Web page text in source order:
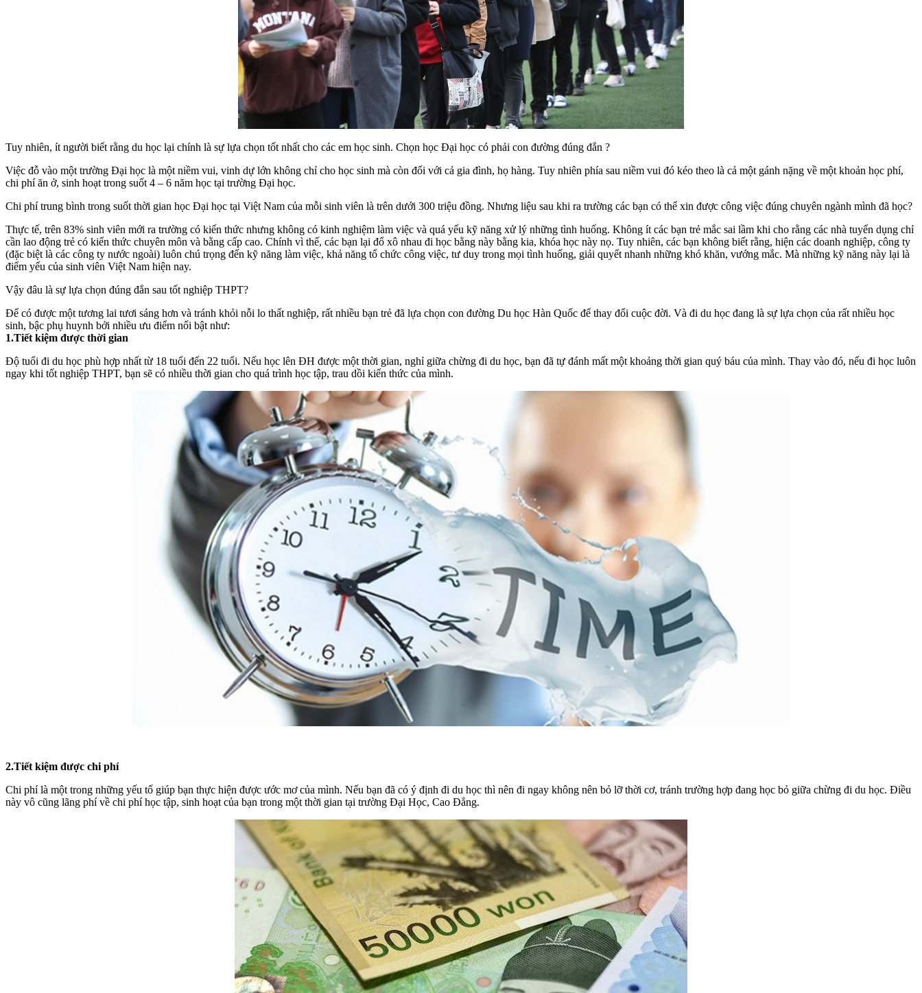
Tuy nhiên, ít người biết rằng du học lại chính là sự lựa chọn tốt nhất cho các em học sinh. Chọn học Đại học có phải con đường đúng đắn ?
Việc đỗ vào một trường Đại học là một niềm vui, vinh dự lớn không chỉ cho học sinh mà còn đối với cả gia đình, họ hàng. Tuy nhiên phía sau niềm vui đó kéo theo là cả một gánh nặng về một khoản học phí,
chi phí ăn ở, sinh hoạt trong suốt 4 – 6 năm học tại trường Đại học.
Chi phí trung bình trong suốt thời gian học Đại học tại Việt Nam của mỗi sinh viên là trên dưới 300 triệu đồng. Nhưng liệu sau khi ra trường các bạn có thể xin được công việc đúng chuyên ngành mình đã học?
Thực tế, trên 83% sinh viên mới ra trường có kiến thức nhưng không có kinh nghiệm làm việc và quá yếu kỹ năng xử lý những tình huống. Không ít các bạn trẻ mắc sai lầm khi cho rằng các nhà tuyển dụng chỉ
cần lao động trẻ có kiến thức chuyên môn và bằng cấp cao. Chính vì thế, các bạn lại đổ xô nhau đi học bằng này bằng kia, khóa học này nọ. Tuy nhiên, các bạn không biết rằng, hiện các doanh nghiệp, công ty
(đặc biệt là các công ty nước ngoài) luôn chú trọng đến kỹ năng làm việc, khả năng tổ chức công việc, tư duy trong mọi tình huống, giải quyết nhanh những khó khăn, vướng mắc. Mà những kỹ năng này lại là
điểm yếu của sinh viên Việt Nam hiện nay.
Vậy đâu là sự lựa chọn đúng đắn sau tốt nghiệp THPT?
Để có được một tương lai tươi sáng hơn và tránh khỏi nỗi lo thất nghiệp, rất nhiều bạn trẻ đã lựa chọn con đường Du học Hàn Quốc để thay đổi cuộc đời. Và đi du học đang là sự lựa chọn của rất nhiều học
sinh, bậc phụ huynh bởi nhiều ưu điểm nổi bật như:
1.Tiết kiệm được thời gian
Độ tuổi đi du học phù hợp nhất từ 18 tuổi đến 22 tuổi. Nếu học lên ĐH được một thời gian, nghỉ giữa chừng đi du học, bạn đã tự đánh mất một khoảng thời gian quý báu của mình. Thay vào đó, nếu đi học luôn
ngay khi tốt nghiệp THPT, bạn sẽ có nhiều thời gian cho quá trình học tập, trau dồi kiến thức của mình.
2.Tiết kiệm được chi phí
Chi phí là một trong những yếu tố giúp bạn thực hiện được ước mơ của mình. Nếu bạn đã có ý định đi du học thì nên đi ngay không nên bỏ lỡ thời cơ, tránh trường hợp đang học bỏ giữa chừng đi du học. Điều
này vô cũng lãng phí về chi phí học tập, sinh hoạt của bạn trong một thời gian tại trường Đại Học, Cao Đẳng.